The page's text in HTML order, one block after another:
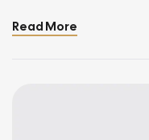
Read More